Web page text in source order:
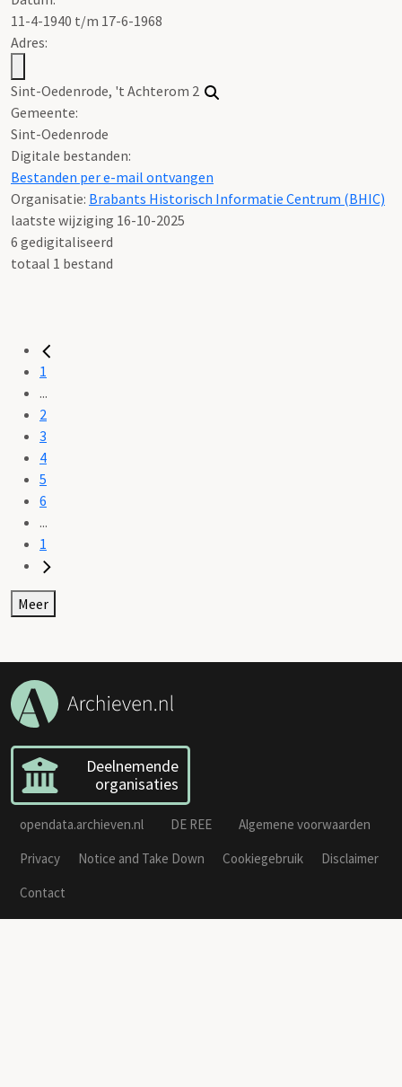
11-4-1940 t/m 17-6-1968
Adres:
Sint-Oedenrode, 't Achterom 2
Gemeente:
Sint-Oedenrode
Digitale bestanden:
Bestanden per e-mail ontvangen
Organisatie: Brabants Historisch Informatie Centrum (BHIC)
laatste wijziging 16-10-2025
6 gedigitaliseerd
totaal 1 bestand
1
...
2
3
4
5
6
...
1
Meer
Deelnemende
organisaties
opendata.archieven.nl DE REE
Algemene voorwaarden
Privacy
Notice and Take Down Cookiegebruik
Disclaimer
Contact